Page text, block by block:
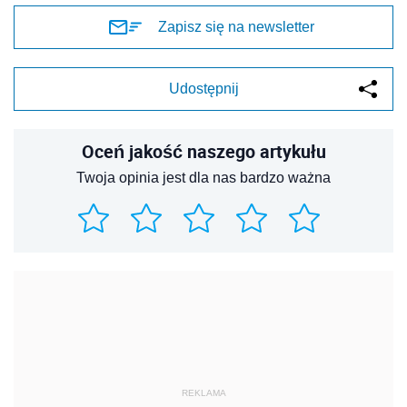
Zapisz się na newsletter
Udostępnij
Oceń jakość naszego artykułu
Twoja opinia jest dla nas bardzo ważna
REKLAMA